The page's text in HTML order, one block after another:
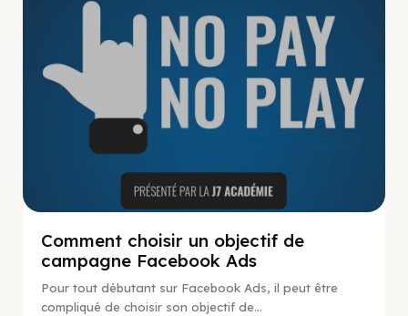
Comment choisir un objectif de
campagne Facebook Ads
Pour tout débutant sur Facebook Ads, il peut être
compliqué de choisir son objectif de...